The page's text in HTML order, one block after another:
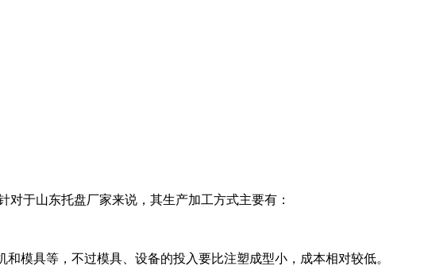
于山东托盘厂家来说，其生产加工方式主要有：
模具等，不过模具、设备的投入要比注塑成型小，成本相对较低。